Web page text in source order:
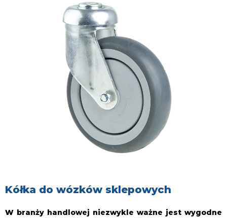
Kółka do wózków sklepowych
W branży handlowej niezwykle ważne jest wygodne